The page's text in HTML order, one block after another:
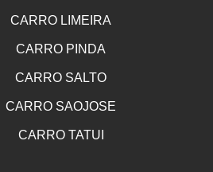
CARRO LIMEIRA
CARRO PINDA
CARRO SALTO
CARRO SAOJOSE
CARRO TATUI